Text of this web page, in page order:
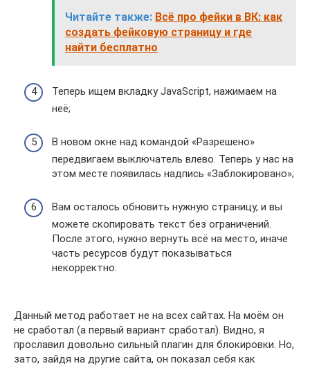
Читайте также: Всё про фейки в ВК: как
создать фейковую страницу и где
найти бесплатно
Теперь ищем вкладку JavaScript, нажимаем на
неё;
В новом окне над командой «Разрешено»
передвигаем выключатель влево. Теперь у нас на
этом месте появилась надпись «Заблокировано»;
Вам осталось обновить нужную страницу, и вы
можете скопировать текст без ограничений.
После этого, нужно вернуть всё на место, иначе
часть ресурсов будут показываться
некорректно.
Данный метод работает не на всех сайтах. На моём он
не сработал (а первый вариант сработал). Видно, я
прославил довольно сильный плагин для блокировки. Но,
зато, зайдя на другие сайта, он показал себя как